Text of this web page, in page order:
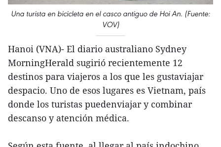
Una turista en bicicleta en el casco antiguo de Hoi An. (Fuente:
VOV)
Hanoi (VNA)- El diario australiano Sydney
MorningHerald sugirió recientemente 12
destinos para viajeros a los que les gustaviajar
despacio. Uno de esos lugares es Vietnam, país
donde los turistas puedenviajar y combinar
descanso y atención médica.